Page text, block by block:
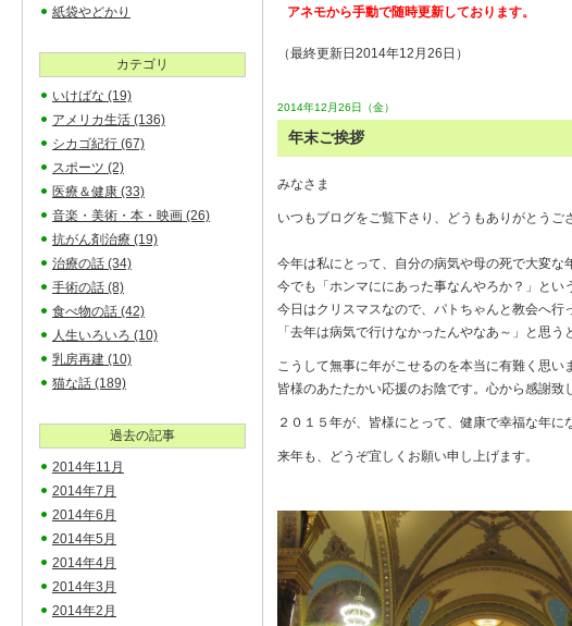
アネモから手動で随時更新しております。
（最終更新日2014年12月26日）
2014年12月26日（金）
年末ご挨拶
みなさま
いつもブログをご覧下さり、どうもありがとうご
今年は私にとって、自分の病気や母の死で大変な
今でも「ホンマににあった事なんやろか？」とい
今日はクリスマスなので、パトちゃんと教会へ行
「去年は病気で行けなかったんやなあ～」と思う
こうして無事に年がこせるのを本当に有難く思い
皆様のあたたかい応援のお陰です。心から感謝致
２０１５年が、皆様にとって、健康で幸福な年に
来年も、どうぞ宜しくお願い申し上げます。
紙袋やどかり
カテゴリ
いけばな (19)
アメリカ生活 (136)
シカゴ紀行 (67)
スポーツ (2)
医療＆健康 (33)
音楽・美術・本・映画 (26)
抗がん剤治療 (19)
治療の話 (34)
手術の話 (8)
食べ物の話 (42)
人生いろいろ (10)
乳房再建 (10)
猫な話 (189)
過去の記事
2014年11月
2014年7月
2014年6月
2014年5月
2014年4月
2014年3月
2014年2月